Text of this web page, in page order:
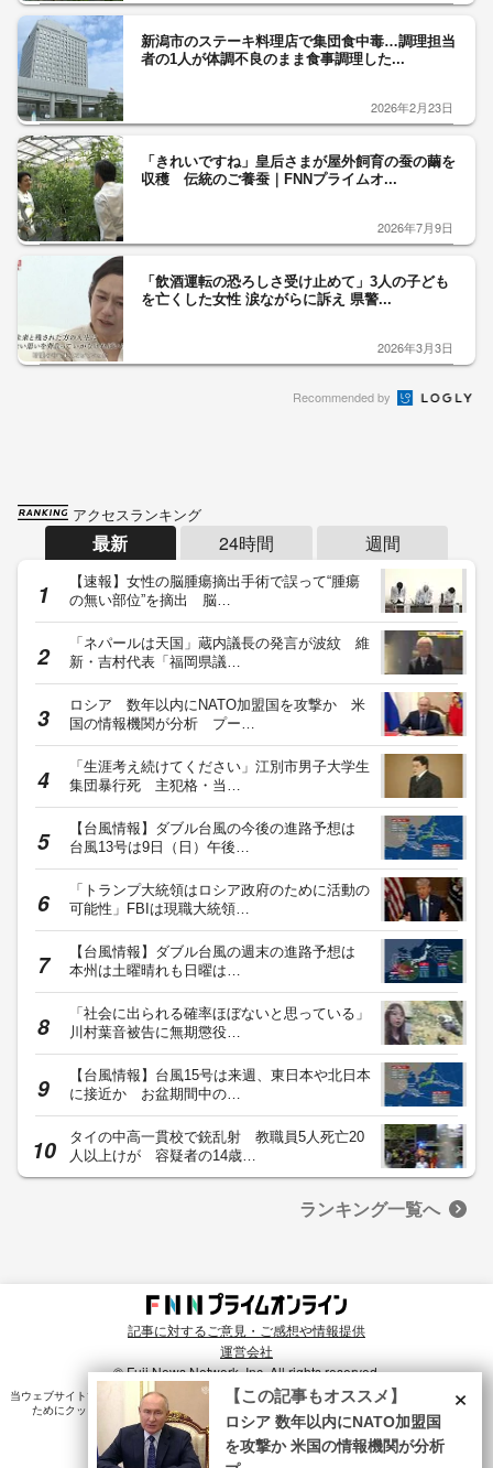
新潟市のステーキ料理店で集団食中毒…調理担当
者の1人が体調不良のまま食事調理した...
2026年2月23日
「きれいですね」皇后さまが屋外飼育の蚕の繭を
収穫 伝統のご養蚕｜FNNプライムオ...
2026年7月9日
「飲酒運転の恐ろしさ受け止めて」3人の子ども
を亡くした女性 涙ながらに訴え 県警...
2026年3月3日
Recommended by
アクセスランキング
最新 24時間 週間
【速報】女性の脳腫瘍摘出手術で誤って“腫瘍
の無い部位”を摘出 脳…
「ネパールは天国」蔵内議長の発言が波紋 維
新・吉村代表「福岡県議…
ロシア 数年以内にNATO加盟国を攻撃か 米
国の情報機関が分析 プー…
「生涯考え続けてください」江別市男子大学生
集団暴行死 主犯格・当…
【台風情報】ダブル台風の今後の進路予想は
台風13号は9日（日）午後…
「トランプ大統領はロシア政府のために活動の
可能性」FBIは現職大統領…
【台風情報】ダブル台風の週末の進路予想は
本州は土曜晴れも日曜は…
「社会に出られる確率ほぼないと思っている」
川村葉音被告に無期懲役…
【台風情報】台風15号は来週、東日本や北日本
に接近か お盆期間中の…
タイの中高一貫校で銃乱射 教職員5人死亡20
人以上けが 容疑者の14歳…
ランキング一覧へ
記事に対するご意見・ご感想や情報提供
運営会社
© Fuji News Network, Inc. All rights reserved.
当ウェブサイトでは、ユーザのニーズ・興味・関⼼に合致したコンテンツや広告配信を提供する
ためにクッキーを使⽤しています。詳細は、
プライバシーポリシー をご確認ください。×
【この記事もオススメ】
ロシア 数年以内にNATO加盟国
を攻撃か 米国の情報機関が分析